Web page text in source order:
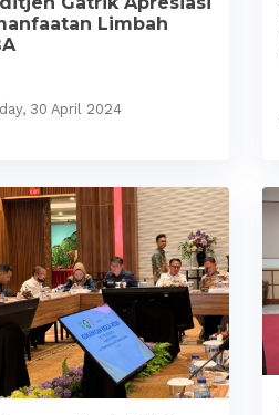
Limbah
30 April 2024